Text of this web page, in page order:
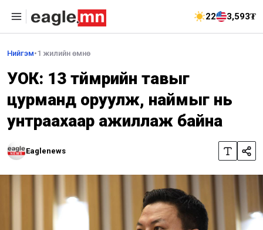
22 3,593₮
Нийгэм•1 жилийн өмнө
УОК: 13 түймрийн тавыг
цурманд оруулж, наймыг нь
унтраахаар ажиллаж байна
Eaglenews